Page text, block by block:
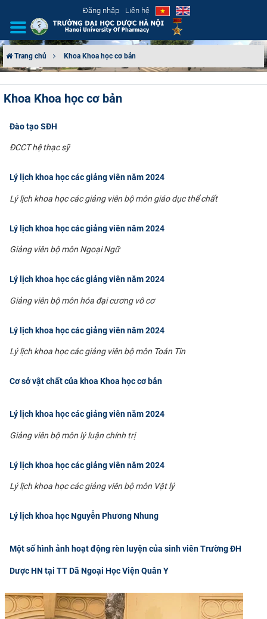
Đăng nhập Liên hệ
CƠ CẤU TỔ CHỨC
ĐẢM BẢO CHẤT LƯỢNG
KHOA HỌC CÔNG NGHỆ
HTQT
CỰU NGƯỜI HỌC
Trang chủ Khoa Khoa học cơ bản
Khoa Khoa học cơ bản
Đào tạo SĐH
ĐCCT hệ thạc sỹ
Lý lịch khoa học các giảng viên năm 2024
Lý lịch khoa học các giảng viên bộ môn giáo dục thể chất
Lý lịch khoa học các giảng viên năm 2024
Giảng viên bộ môn Ngoại Ngữ
Lý lịch khoa học các giảng viên năm 2024
Giảng viên bộ môn hóa đại cương vô cơ
Lý lịch khoa học các giảng viên năm 2024
Lý lịch khoa học các giảng viên bộ môn Toán Tin
Cơ sở vật chất của khoa Khoa học cơ bản
Lý lịch khoa học các giảng viên năm 2024
Giảng viên bộ môn lý luận chính trị
Lý lịch khoa học các giảng viên năm 2024
Lý lịch khoa học các giảng viên bộ môn Vật lý
Lý lịch khoa học Nguyễn Phương Nhung
Một số hình ảnh hoạt động rèn luyện của sinh viên Trường ĐH
Dược HN tại TT Dã Ngoại Học Viện Quân Y